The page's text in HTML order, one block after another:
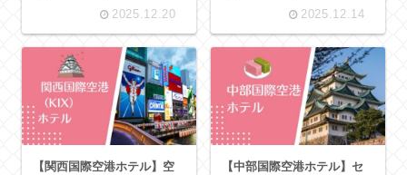
2025.12.20 2025.12.14
【関西国際空港ホテル】空
【中部国際空港ホテル】セ